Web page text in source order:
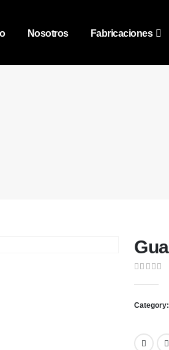
Nosotros Fabricaciones
Category: